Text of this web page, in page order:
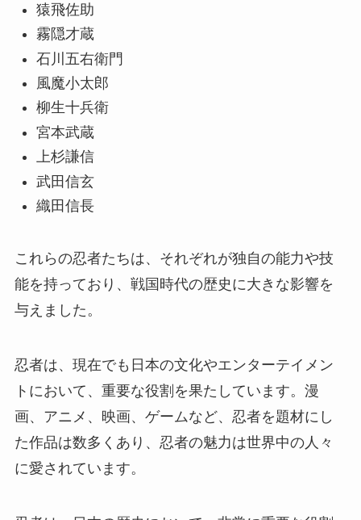
猿飛佐助
霧隠才蔵
石川五右衛門
風魔小太郎
柳生十兵衛
宮本武蔵
上杉謙信
武田信玄
織田信長
これらの忍者たちは、それぞれが独自の能力や技
能を持っており、戦国時代の歴史に大きな影響を
与えました。
忍者は、現在でも日本の文化やエンターテイメン
トにおいて、重要な役割を果たしています。漫
画、アニメ、映画、ゲームなど、忍者を題材にし
た作品は数多くあり、忍者の魅力は世界中の人々
に愛されています。